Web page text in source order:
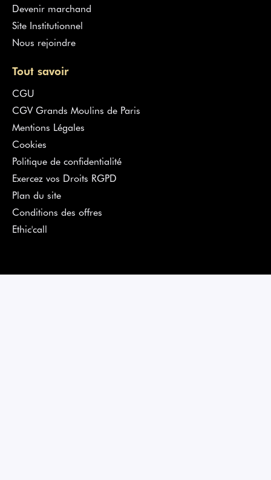
Devenir marchand
Site Institutionnel
Nous rejoindre
Tout savoir
CGU
CGV Grands Moulins de Paris
Mentions Légales
Cookies
Politique de confidentialité
Exercez vos Droits RGPD
Plan du site
Conditions des offres
Ethic'call